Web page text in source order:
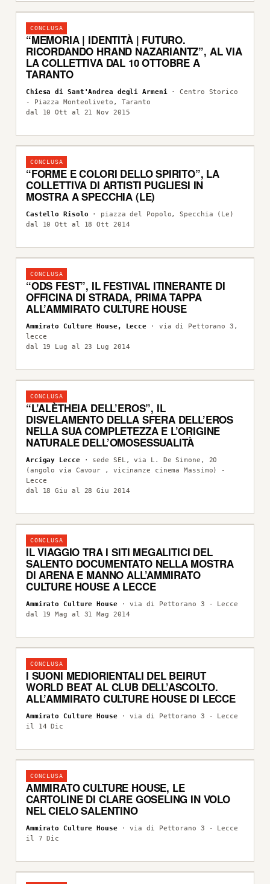
CONCLUSA
“MEMORIA | IDENTITÀ | FUTURO.
RICORDANDO HRAND NAZARIANTZ”, AL VIA
LA COLLETTIVA DAL 10 OTTOBRE A
TARANTO
Chiesa di Sant'Andrea degli Armeni
· Centro Storico
- Piazza Monteoliveto, Taranto
dal 10 Ott al 21 Nov 2015
CONCLUSA
“FORME E COLORI DELLO SPIRITO”, LA
COLLETTIVA DI ARTISTI PUGLIESI IN
MOSTRA A SPECCHIA (LE)
Castello Risolo · piazza del Popolo, Specchia (Le)
dal 10 Ott al 18 Ott 2014
CONCLUSA
“ODS FEST”, IL FESTIVAL ITINERANTE DI
OFFICINA DI STRADA, PRIMA TAPPA
ALL’AMMIRATO CULTURE HOUSE
Ammirato Culture House, Lecce · via di Pettorano 3,
lecce
dal 19 Lug al 23 Lug 2014
CONCLUSA
“L’ALÈTHEIA DELL’EROS”, IL
DISVELAMENTO DELLA SFERA DELL’EROS
NELLA SUA COMPLETEZZA E L’ORIGINE
NATURALE DELL’OMOSESSUALITÀ
Arcigay Lecce· sede SEL, via L. De Simone, 20
(angolo via Cavour , vicinanze cinema Massimo) -
Lecce
dal 18 Giu al 28 Giu 2014
CONCLUSA
IL VIAGGIO TRA I SITI MEGALITICI DEL
SALENTO DOCUMENTATO NELLA MOSTRA
DI ARENA E MANNO ALL’AMMIRATO
CULTURE HOUSE A LECCE
Ammirato Culture House· via di Pettorano 3 - Lecce
dal 19 Mag al 31 Mag 2014
CONCLUSA
I SUONI MEDIORIENTALI DEL BEIRUT
WORLD BEAT AL CLUB DELL’ASCOLTO.
ALL’AMMIRATO CULTURE HOUSE DI LECCE
Ammirato Culture House
· via di Pettorano 3 - Lecce
il 14 Dic
CONCLUSA
AMMIRATO CULTURE HOUSE, LE
CARTOLINE DI CLARE GOSELING IN VOLO
NEL CIELO SALENTINO
Ammirato Culture House
· via di Pettorano 3 - Lecce
il 7 Dic